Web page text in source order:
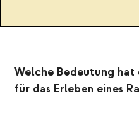
Welche Bedeutung hat
für das Erleben eines